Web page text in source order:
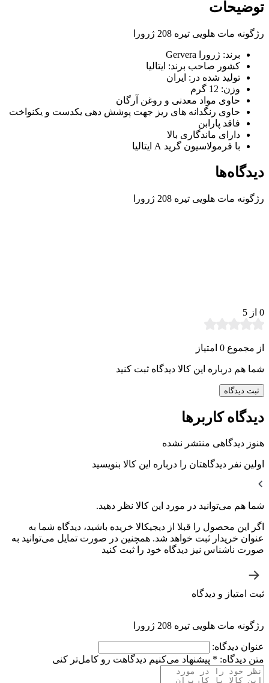
توضیحات
رژگونه مات هلویی تیره 208 ژرورا
برند: ژرورا Gervera
کشور صاحب برند: ایتالیا
تولید شده در: ایران
وزن: 12 گرم
حاوی مواد معدنی و روغن آرگان
حاوی رنگدانه های ریز جهت پوشش دهی یکدست و یکنواخت
فاقد پارابن
دارای ماندگاری بالا
با فرمولاسیون گرید A ایتالیا
دیدگاه‌ها
رژگونه مات هلویی تیره 208 ژرورا
0 از 5
از مجموع 0 امتیاز
شما هم درباره این کالا دیدگاه ثبت کنید
ثبت دیدگاه
دیدگاه کاربرها
هنوز دیدگاهی منتشر نشده
اولین نفر دیدگاهتان را درباره این کالا بنویسید
شما هم می‌توانید در مورد این کالا نظر دهید.
اگر این محصول را قبلا از دیجیکالا خریده باشید، دیدگاه شما به
عنوان خریدار ثبت خواهد شد. همچنین در صورت تمایل می‌توانید به
صورت ناشناس نیز دیدگاه خود را ثبت کنید
ثبت امتیاز و دیدگاه
رژگونه مات هلویی تیره 208 ژرورا
عنوان دیدگاه:
متن دیدگاه: * پیشنهاد می‌کنیم دیدگاهت رو کامل‌تر کنی